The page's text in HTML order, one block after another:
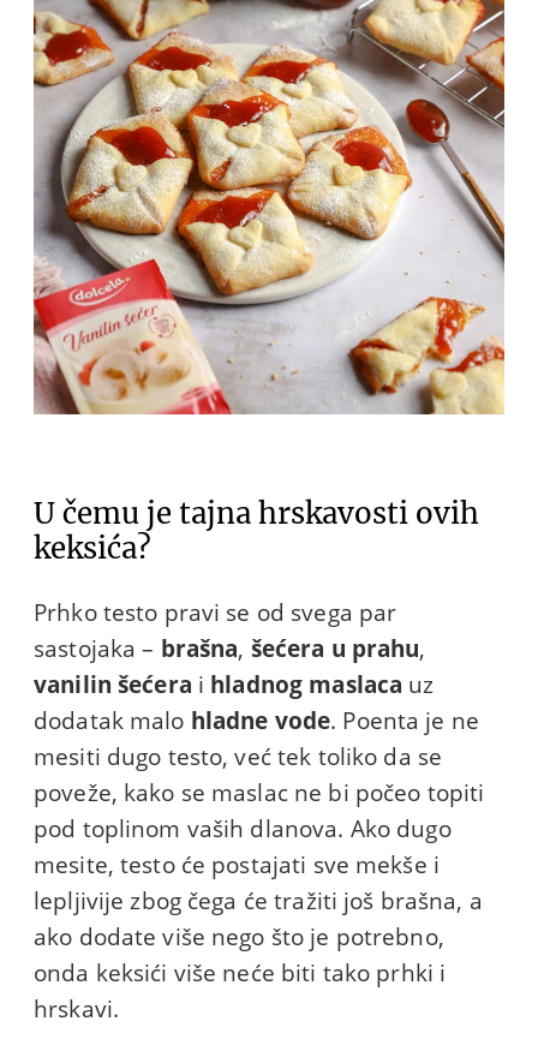
U čemu je tajna hrskavosti ovih
keksića?
Prhko testo pravi se od svega par
sastojaka – brašna, šećera u prahu,
vanilin šećera i hladnog maslaca uz
dodatak malo hladne vode. Poenta je ne
mesiti dugo testo, već tek toliko da se
poveže, kako se maslac ne bi počeo topiti
pod toplinom vaših dlanova. Ako dugo
mesite, testo će postajati sve mekše i
lepljivije zbog čega će tražiti još brašna, a
ako dodate više nego što je potrebno,
onda keksići više neće biti tako prhki i
hrskavi.